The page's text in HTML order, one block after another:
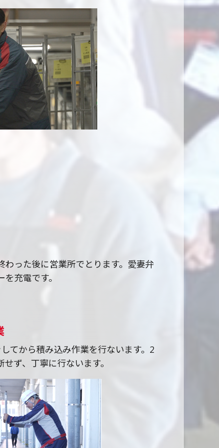
わった後に営業所でとります。愛妻弁
を充電です。
てから積み込み作業を行ないます。2
せず、丁寧に行ないます。